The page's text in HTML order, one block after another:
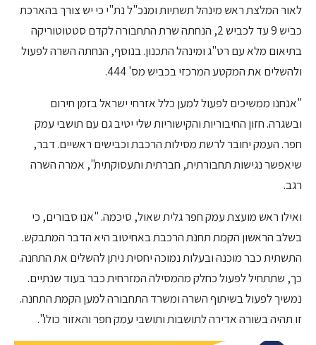
לאור המלצת ראש מינהל תשתיות ומנכ"ל נת"י כי יש צורך בהארכת
כביש 9 עד לכביש 2, הנחתה שרת התחבורה לקדם סטטוטוריקה
בתיאום מלא עם רט"ג ומינהל התכנון. בנוסף, הנחתה השרה לפעול
ולהשלים את המקטע המרכזי בכביש מס' 444.
"אנחנו ממשיכים לפעול למען כלל אזרחי ישראל בזמן חירום
ובשגרה. חזון החיבוריות והקישוריות שלי יטיב גם עם תושבי עמק
חפר. העמק יחובר לרשת מסילות הרכבת וכבישים ראשיים. דבר,
שיאפשר נגישות תחבורתית, חברתית ותעסוקתית", אמרה השרה
רגב.
ואילו ראש מועצת עמק חפר גלית שאול, סיכמה. "אנו סבורים, כי
בשלב הראשון הקמת תחנת הרכבת באחיטוב היא הדבר המתבקש.
התשתית כבר מוכנה ובעלות נמוכה יחסית ניתן להשלים את התחנה.
כך, שתתחיל לפעול כחלק מהמסילה המזרחית כבר בעוד שנתיים.
נמשיך לפעול בשיתוף השרה ומשרד התחבורה למען הקמת התחנה.
זו תהיה בשורה אדירה לתושבות ותושבי עמק חפר והאזור כולו".